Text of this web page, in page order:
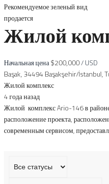
Рекомендуемоезеленый вид
продается
Жилой
Начальная цена$200,000/ USD
Başak, 34494 Başakşehir/İstanbul,
Жилой комплекс
4 года назад
Жилой комплекс Ario-146 в
расположение проекта,
современным сервисом,